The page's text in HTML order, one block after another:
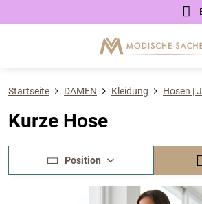
Startseite DAMEN Kleidung Hosen |
Kurze Hose
Position